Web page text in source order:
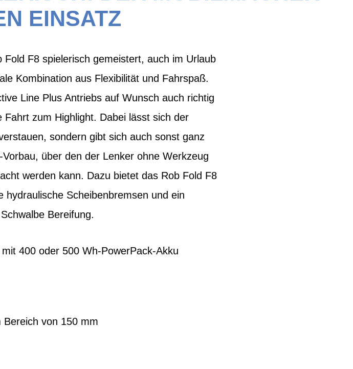
EINSATZ
F8 spielerisch gemeistert, auch im Urlaub
Kombination aus Flexibilität und Fahrspaß.
Line Plus Antriebs auf Wunsch auch richtig
zum Highlight. Dabei lässt sich der
sondern gibt sich auch sonst ganz
über den der Lenker ohne Werkzeug
werden kann. Dazu bietet das Rob Fold F8
Scheibenbremsen und ein
Bereifung.
400 oder 500 Wh-PowerPack-Akku
Bereich von 150 mm